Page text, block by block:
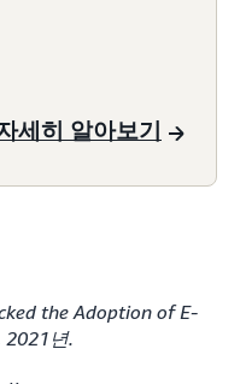
세히 알아보기
the Adoption of E-
2021년.